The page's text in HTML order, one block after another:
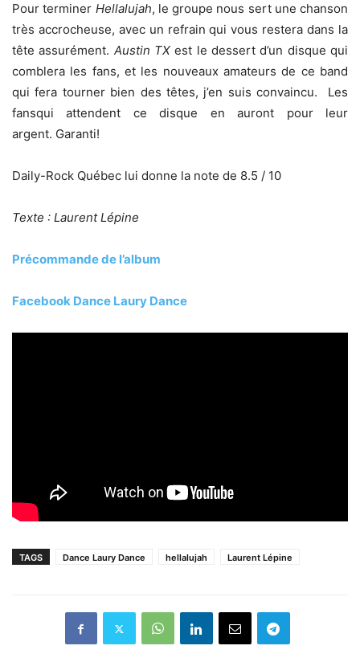
Pour terminer Hellalujah, le groupe nous sert une chanson
très accrocheuse, avec un refrain qui vous restera dans la
tête assurément. Austin TX est le dessert d’un disque qui
comblera les fans, et les nouveaux amateurs de ce band
qui fera tourner bien des têtes, j’en suis convaincu. Les
fansqui attendent ce disque en auront pour leur
argent. Garanti!
Daily-Rock Québec lui donne la note de 8.5 / 10
Texte : Laurent Lépine
Précommande de l’album
Facebook Dance Laury Dance
TAGS Dance Laury Dance hellalujah Laurent Lépine